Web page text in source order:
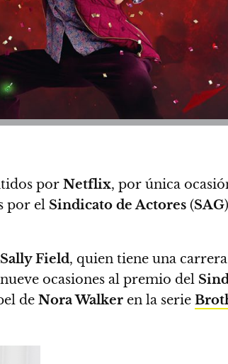
por Netflix, por única
por el Sindicato de Actores (SAG
Sally Field, quien tiene una
ocasiones al premio del
de Nora Walker en la serie